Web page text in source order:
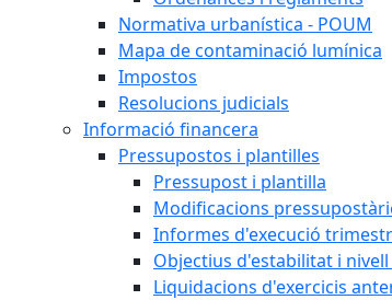
Normativa urbanística - POUM
Mapa de contaminació lumínica
Impostos
Resolucions judicials
Informació financera
Pressupostos i plantilles
Pressupost i plantilla
Modificacions
Informes d'execució
Objectius d'estabilitat i
Liquidacions d'exercicis